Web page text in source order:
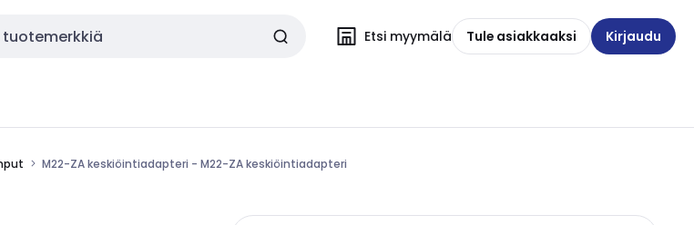
Etsi myymälä Tule asiakkaaksi Kirjaudu
M22-ZA keskiöintiadapteri - M22-ZA keskiöintiadapteri